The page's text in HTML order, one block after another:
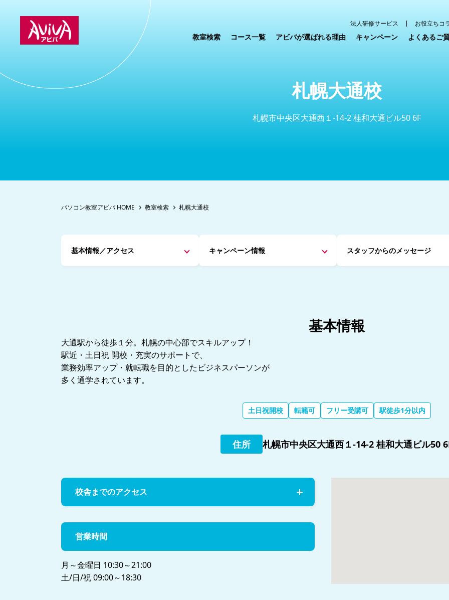
法人研修サービス お役立ちコ
教室検索 コース一覧 アビバが選ばれる理由 キャンペーン よくあるご
札幌大通校
札幌市中央区大通西１-14-2 桂和大通ビル50 6F
パソコン教室アビバ HOME 教室検索 札幌大通校
基本情報／アクセス キャンペーン情報 スタッフからのメッセージ
基本情報
大通駅から徒歩１分。札幌の中心部でスキルアップ！
駅近・土日祝 開校・充実のサポートで、
業務効率アップ・就転職を目的としたビジネスパーソンが
多く通学されています。
土日祝開校 転籍可 フリー受講可 駅徒歩1分以内
住所 札幌市中央区大通西１-14-2 桂和大通ビル50
校舎までのアクセス
営業時間
月～金曜日 10:30～21:00
土/日/祝 09:00～18:30